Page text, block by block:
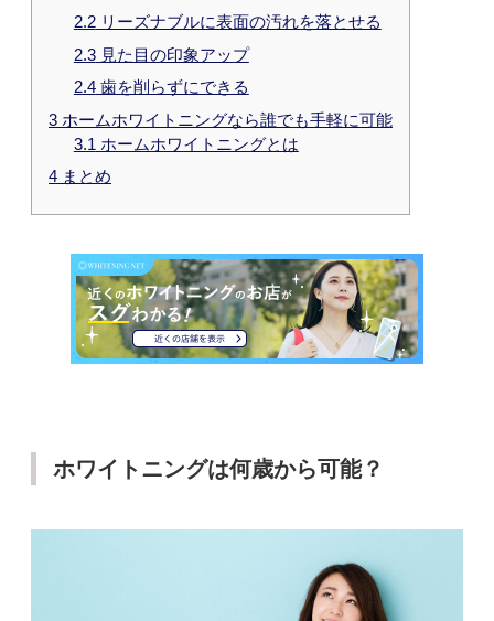
2.2リーズナブルに表面の汚れを落とせる
2.3見た目の印象アップ
2.4歯を削らずにできる
3 ホームホワイトニングなら誰でも手軽に可能
3.1 ホームホワイトニングとは
4 まとめ
ホワイトニングは何歳から可能？